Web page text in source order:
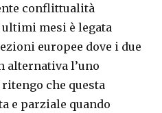
conflittualità
mesi è legata
europee dove i due
alternativa l’uno
che questa
e parziale quando